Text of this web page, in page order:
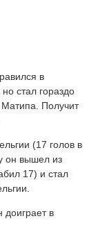
в
стал гораздо
Получит
(17 голов в
он вышел из
17) и стал
доиграет в